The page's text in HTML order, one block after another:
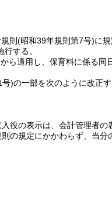
則 (昭和39年規則第7号)に
する。
適用し、保育料に係る同
号)の一部を次のように改正す
役の表示は、会計管理者の
の規定にかかわらず、当